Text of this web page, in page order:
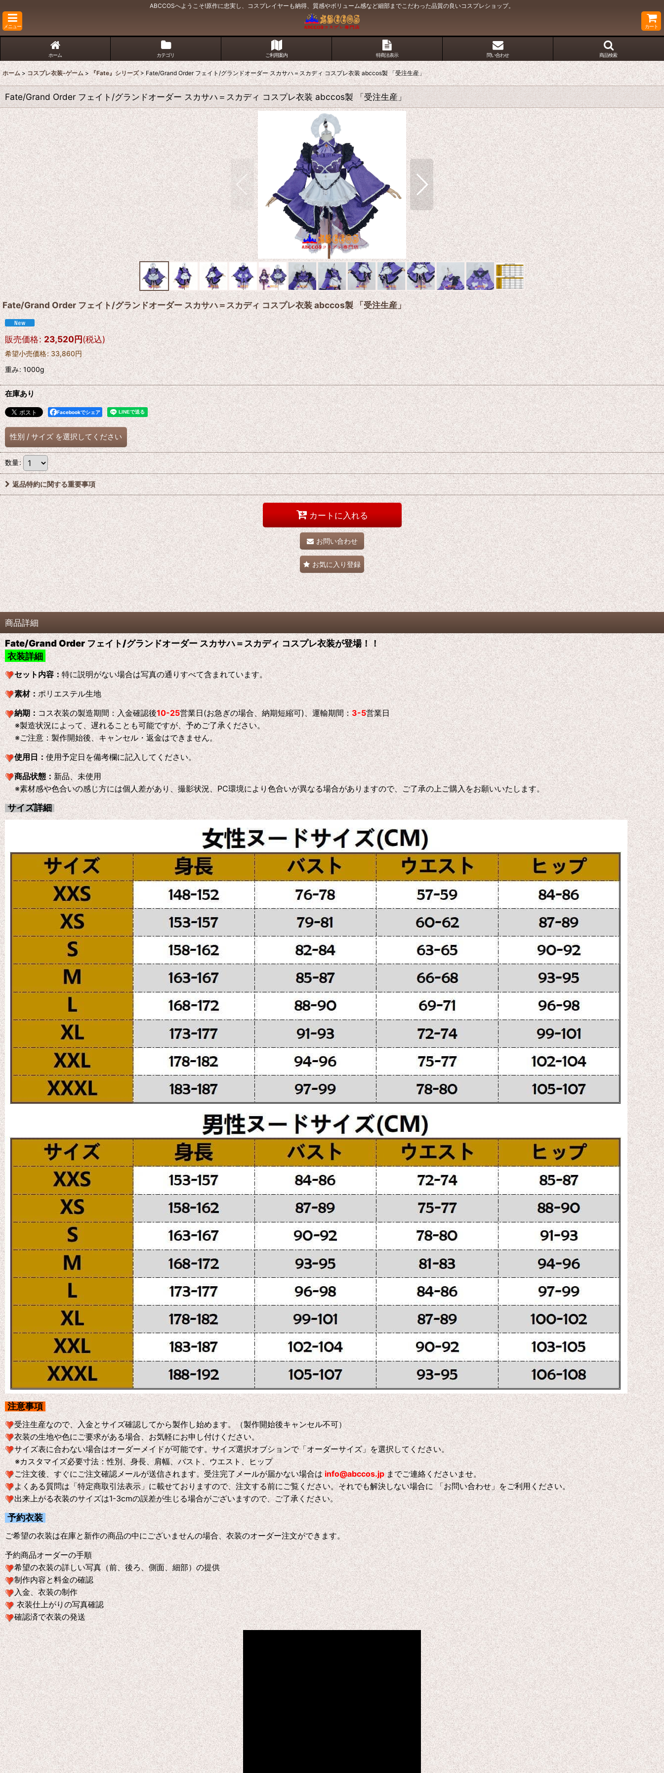
ABCCOSへようこそ!原作に忠実し、コスプレイヤーも納得、質感やボリューム感など細部までこだわった品質の良いコスプレショップ。
メニュー カート
ホーム カテゴリ ご利用案内 特商法表示 問い合わせ 商品検索
ホーム > コスプレ衣装-ゲーム > 『Fate』シリーズ > Fate/Grand Order フェイト/グランドオーダー スカサハ＝スカディ コスプレ衣装 abccos製 「受注生産」
Fate/Grand Order フェイト/グランドオーダー スカサハ＝スカディ コスプレ衣装 abccos製 「受注生産」
Fate/Grand Order フェイト/グランドオーダー スカサハ＝スカディ コスプレ衣装 abccos製 「受注生産」
販売価格: 23,520円(税込)
希望小売価格: 33,860円
重み:1000g
在庫あり
Facebookでシェア
性別 / サイズ を選択してください
数量:
返品特約に関する重要事項
カートに入れる
お問い合わせ
お気に入り登録
商品詳細
Fate/Grand Order フェイト/グランドオーダー スカサハ＝スカディ コスプレ衣装が登場！！
衣装詳細
セット内容：特に説明がない場合は写真の通りすべて含まれています。
素材：ポリエステル生地
納期：コス衣装の製造期間：入金確認後10-25営業日(お急ぎの場合、納期短縮可)、運輸期間：3-5営業日
※製造状況によって、遅れることも可能ですが、予めご了承ください。
※ご注意：製作開始後、キャンセル・返金はできません。
使用日：使用予定日を備考欄に記入してください。
商品状態：新品、未使用
※素材感や色合いの感じ方には個人差があり、撮影状況、PC環境により色合いが異なる場合がありますので、ご了承の上ご購入をお願いいたします。
サイズ詳細
注意事項
受注生産なので、入金とサイズ確認してから製作し始めます。（製作開始後キャンセル不可）
衣装の生地や色にご要求がある場合、お気軽にお申し付けください。
サイズ表に合わない場合はオーダーメイドが可能です。サイズ選択オブションで「オーダーサイズ」を選択してください。
※カスタマイズ必要寸法：性別、身長、肩幅、バスト、ウエスト、ヒップ
ご注文後、すぐにご注文確認メールが送信されます。受注完了メールが届かない場合はinfo@abccos.jp までご連絡くださいませ。
よくある質問は「特定商取引法表示」に載せておりますので、注文する前にご覧ください。それでも解決しない場合に 「お問い合わせ」をご利用ください。
出来上がる衣装のサイズは1-3cmの誤差が生じる場合がございますので、ご了承ください。
予約衣装
ご希望の衣装は在庫と新作の商品の中にございませんの場合、衣装のオーダー注文ができます。
予約商品オーダーの手順
希望の衣装の詳しい写真（前、後ろ、側面、細部）の提供
制作内容と料金の確認
入金、衣装の制作
衣装仕上がりの写真確認
確認済で衣装の発送